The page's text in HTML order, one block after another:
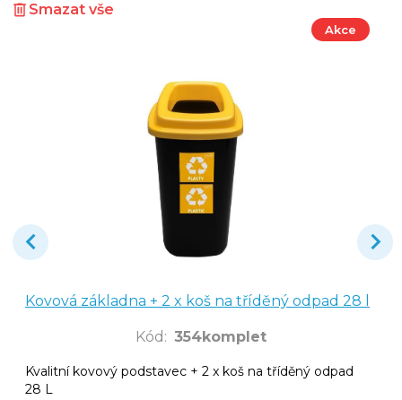
Smazat vše
Akce
Kovová základna + 2 x koš na tříděný odpad 28 l
Kód : 354komplet
Kvalitní kovový podstavec + 2 x koš na tříděný odpad
28 L